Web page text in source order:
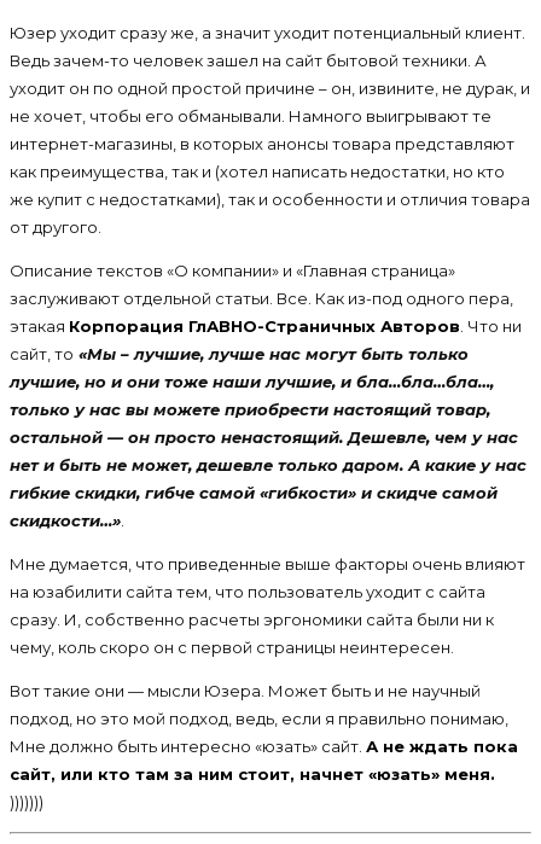
Юзер уходит сразу же, а значит уходит потенциальный клиент.
Ведь зачем-то человек зашел на сайт бытовой техники. А
уходит он по одной простой причине – он, извините, не дурак, и
не хочет, чтобы его обманывали. Намного выигрывают те
интернет-магазины, в которых анонсы товара представляют
как преимущества, так и (хотел написать недостатки, но кто
же купит с недостатками), так и особенности и отличия товара
от другого.
Описание текстов «О компании» и «Главная страница»
заслуживают отдельной статьи. Все. Как из-под одного пера,
этакая Корпорация ГлАВНО-Страничных Авторов Что ни
сайт, то «Мы – лучшие, лучше нас могут быть только
лучшие, но и они тоже наши лучшие, и бла…бла…бла…,
только у нас вы можете приобрести настоящий товар,
остальной — он просто ненастоящий. Дешевле, чем у нас
нет и быть не может, дешевле только даром. А какие у нас
гибкие скидки, гибче самой «гибкости» и скидче самой
скидкости…»
Мне думается, что приведенные выше факторы очень влияют
на юзабилити сайта тем, что пользователь уходит с сайта
сразу. И, собственно расчеты эргономики сайта были ни к
чему, коль скоро он с первой страницы неинтересен.
Вот такие они — мысли Юзера. Может быть и не научный
подход, но это мой подход, ведь, если я правильно понимаю,
Мне должно быть интересно «юзать» сайт. А не ждать пока
сайт, или кто там за ним стоит, начнет «юзать» меня.
)))))))